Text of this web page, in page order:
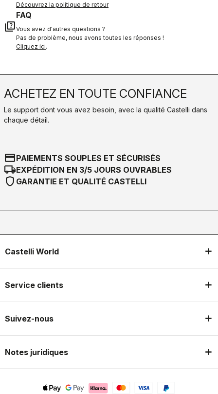
Découvrez la politique de retour
quiz
FAQ
Vous avez d'autres questions ?
Pas de problème, nous avons toutes les réponses !
Cliquez ici.
ACHETEZ EN TOUTE CONFIANCE
Le support dont vous avez besoin, avec la qualité Castelli dans
chaque détail.
credit_cardPAIEMENTS SOUPLES ET SÉCURISÉS
local_shippingEXPÉDITION EN 3/5 JOURS OUVRABLES
shield GARANTIE ET QUALITÉ CASTELLI
Castelli World
Service clients
Suivez-nous
Notes juridiques